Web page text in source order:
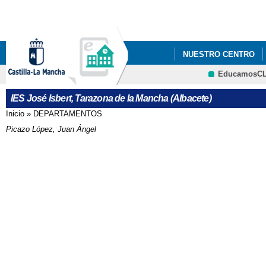
NUESTRO CENTRO
IES José Isbert, Tarazona de la Mancha (Albacete)
Se encuentra usted aquí
Inicio » DEPARTAMENTOS
Picazo López, Juan Ángel